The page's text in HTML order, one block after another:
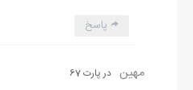
پاسخ
مهین در پارت 67